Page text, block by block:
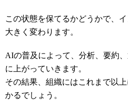
この状態を保てるかどうかで、
大きく変わります。
AIの普及によって、分析、要約
に上がっていきます。
その結果、組織にはこれまで以
かるでしょう。